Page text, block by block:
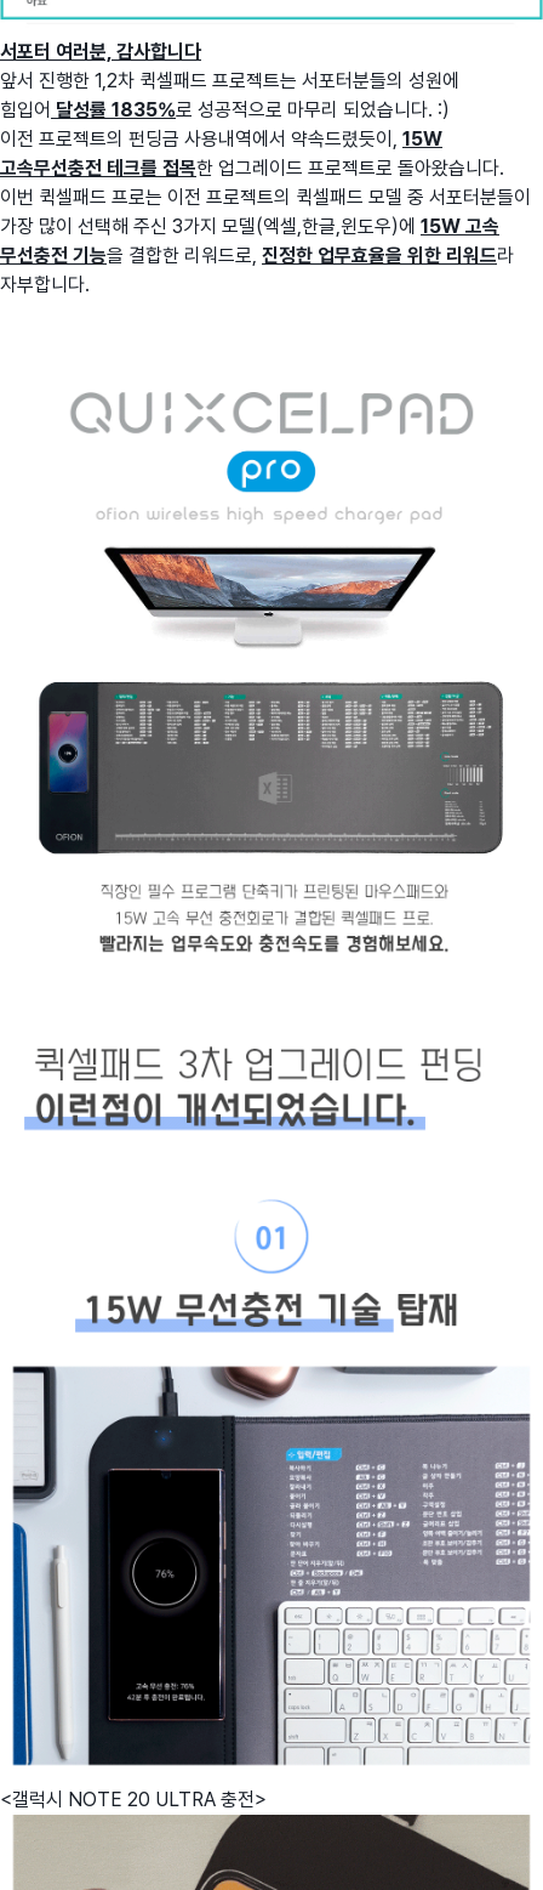
서포터 여러분, 감사합니다
앞서 진행한 1,2차 퀵셀패드 프로젝트는 서포터분들의 성원에
힘입어 달성률 1835%로 성공적으로 마무리 되었습니다. :)
이전 프로젝트의 펀딩금 사용내역에서 약속드렸듯이, 15W
고속무선충전 테크를 접목한 업그레이드 프로젝트로 돌아왔습니다.
이번 퀵셀패드 프로는 이전 프로젝트의 퀵셀패드 모델 중 서포터분들이
가장 많이 선택해 주신 3가지 모델(엑셀,한글,윈도우)에 15W 고속
무선충전 기능을 결합한 리워드로, 진정한 업무효율을 위한 리워드라
자부합니다.
<갤럭시 NOTE 20 ULTRA 충전>